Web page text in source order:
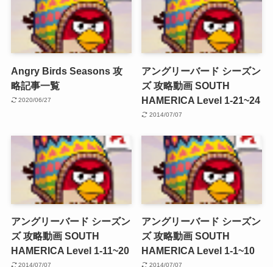
Angry Birds Seasons 攻
略記事一覧
2020/06/27
アングリーバード シーズン
ズ 攻略動画 SOUTH
HAMERICA Level 1-21~24
2014/07/07
アングリーバード シーズン
ズ 攻略動画 SOUTH
HAMERICA Level 1-11~20
2014/07/07
アングリーバード シーズン
ズ 攻略動画 SOUTH
HAMERICA Level 1-1~10
2014/07/07